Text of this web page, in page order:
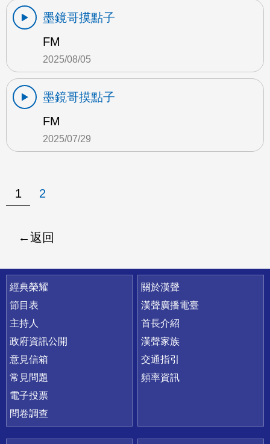
墨鏡哥摸點子
FM
2025/08/05
墨鏡哥摸點子
FM
2025/07/29
1 2
返回
快速連結
經典榮耀
節目表
主持人
政府資訊公開
意見信箱
常見問題
電子投票
問卷調查
關於漢聲
漢聲廣播電臺
首長介紹
漢聲家族
交通指引
頻率資訊